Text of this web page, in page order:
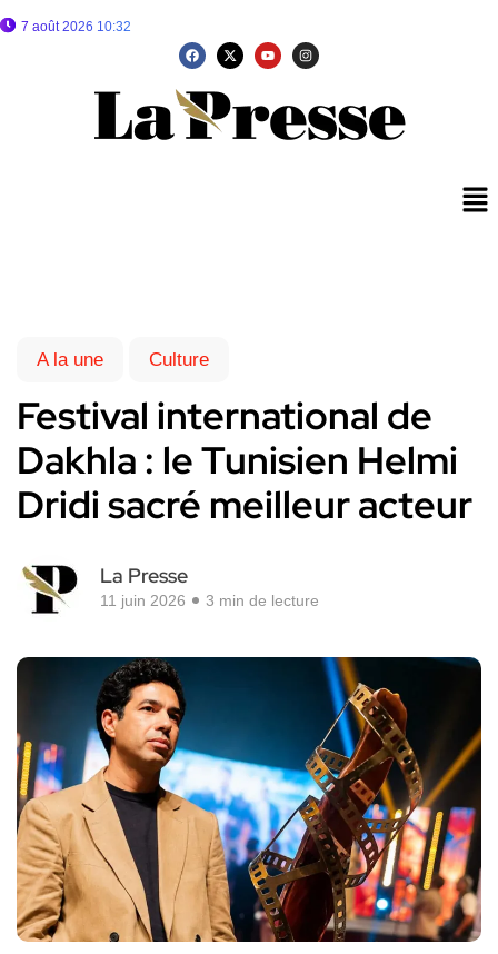
7 août 2026 10:32
A la une Culture
Festival international de
Dakhla : le Tunisien Helmi
Dridi sacré meilleur acteur
La Presse
11 juin 2026 3 min de lecture